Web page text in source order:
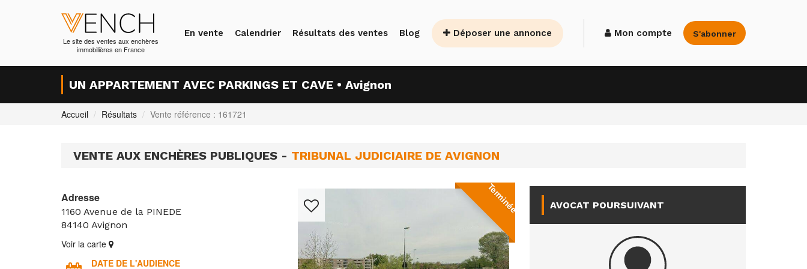
Le site des ventes aux enchères
immobilières en France
En vente Calendrier Résultats des ventes Blog Déposer une annonce Mon compte S'abonner
UN APPARTEMENT AVEC PARKINGS ET CAVE • Avignon
Accueil Résultats Vente référence : 161721
VENTE AUX ENCHÈRES PUBLIQUES - TRIBUNAL JUDICIAIRE DE AVIGNON
Adresse
1160 Avenue de la PINEDE
84140 Avignon
Voir la carte
DATE DE L'AUDIENCE
Terminée AVOCAT POURSUIVANT